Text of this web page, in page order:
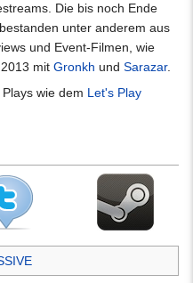
Die bis noch Ende
unter anderem aus
und Event-Filmen, wie
mit Gronkh und Sarazar.
wie dem Let's Play